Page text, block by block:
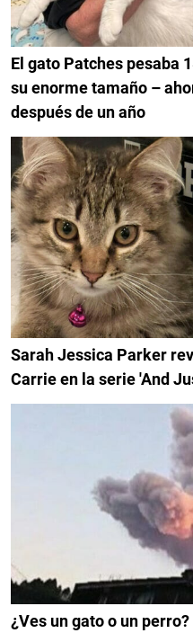
El gato Patches pesaba
su enorme tamaño –
después de un año
Sarah Jessica Parker
Carrie en la serie 'And
¿Ves un gato o un